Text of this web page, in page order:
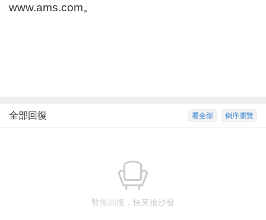
www.ams.com。
倒序瀏覽
看全部
全部回復
暫無回復，快來搶沙發